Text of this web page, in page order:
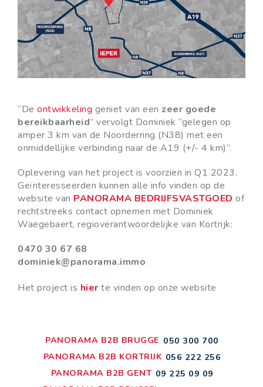
“De ontwikkeling geniet van een zeer goede
bereikbaarheid” vervolgt Dominiek “gelegen op
amper 3 km van de Noorderring (N38) met een
onmiddellijke verbinding naar de A19 (+/- 4 km)”.
Oplevering van het project is voorzien in Q1 2023.
Geïnteresseerden kunnen alle info vinden op de
website van PANORAMA BEDRIJFSVASTGOED of
rechtstreeks contact opnemen met Dominiek
Waegebaert, regioverantwoordelijke van Kortrijk:
0470 30 67 68
dominiek@panorama.immo
Het project is hier te vinden op onze website
PANORAMA B2B BRUGGE 050 300 700
PANORAMA B2B KORTRIJK 056 222 256
PANORAMA B2B GENT 09 225 09 09